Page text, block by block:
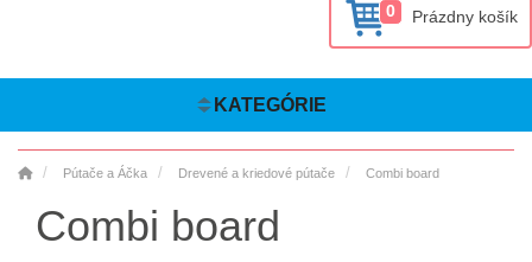
0 Prázdny košík
KATEGÓRIE
Pútače a Áčka Drevené a kriedové pútače Combi board
Combi board